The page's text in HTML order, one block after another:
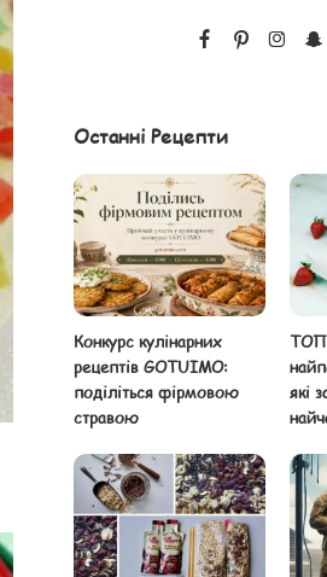
Останні Рецепти
Конкурс кулінарних
рецептів GOTUIMO:
поділіться фірмовою
стравою
які